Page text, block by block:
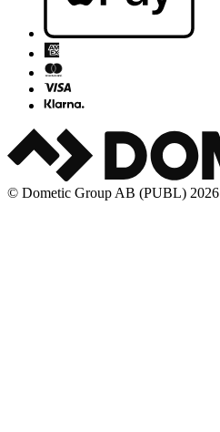
© Dometic Group AB (PUBL) 2026